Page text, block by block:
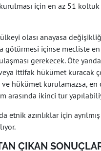
için en az 51 koltuk
ülkeyi olası anayasa
götürmesi içinse mecliste
gerekecek. Öte
ittifak hükümet kuracak
ve hükümet kurulamazsa, en
arasında ikinci tur
etnik azınlıklar için ayrılmış
ÇIKAN